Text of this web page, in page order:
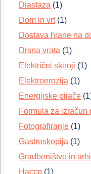
Diastaza (1)
Dom in vrt(1)
Dostava hrane na
Drsna vrata (1)
Električni skiroji (1)
Elektroerozija (1)
Energijske pijače
Formula za izračun
Fotografiranje (1)
Gastroskopija (1)
Gradbeništvo in
Haccp (1)